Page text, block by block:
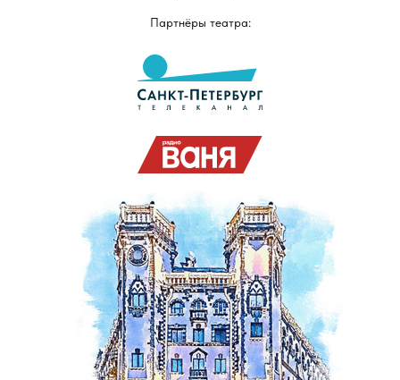
Партнёры театра: